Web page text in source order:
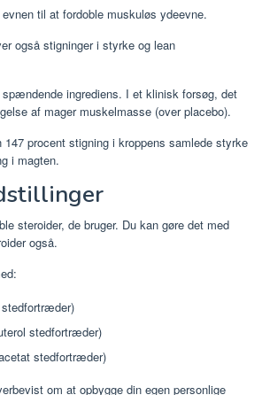
til at fordoble muskuløs ydeevne.
også stigninger i styrke og lean
ingrediens. I et klinisk forsøg, det
af mager muskelmasse (over placebo).
147 procent stigning i kroppens samlede styrke
i magten.
steroider, de bruger. Du kan gøre det med
også.
stedfortræder)
stedfortræder)
om at opbygge din egen personlige